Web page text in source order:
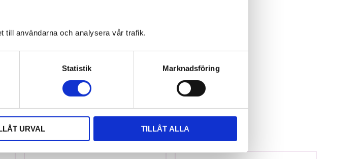
till användarna och analysera vår trafik.
Statistik Marknadsföring
URVAL TILLÅT ALLA